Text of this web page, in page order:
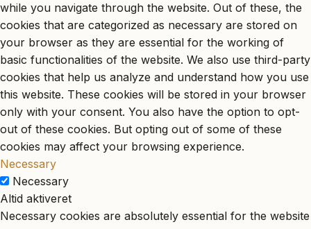
while you navigate through the website. Out of these, the
cookies that are categorized as necessary are stored on
your browser as they are essential for the working of
basic functionalities of the website. We also use third-party
cookies that help us analyze and understand how you use
this website. These cookies will be stored in your browser
only with your consent. You also have the option to opt-
out of these cookies. But opting out of some of these
cookies may affect your browsing experience.
Necessary
Necessary
Altid aktiveret
Necessary cookies are absolutely essential for the website